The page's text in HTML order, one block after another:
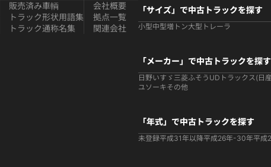
販売済み車輌
トラック形状用語集
トラック通称名集
会社概要
拠点一覧
関連会社
「サイズ」で中古トラックを探す
小型中型増トン大型 トレーラ
「メーカー」で中古トラックを探す
日野いすゞ 三菱ふそう UDトラックス(日
ユソーキその他
「年式」で中古トラックを探す
未登録平成31年以降平成26年-30年平成